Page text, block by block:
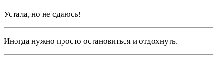
Устала, но не сдаюсь!
Иногда нужно просто остановиться и отдохнуть.